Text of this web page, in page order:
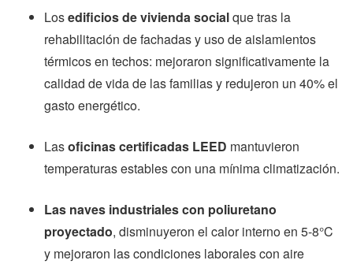
Losedificios de vivienda socialque tras la
rehabilitación de fachadas y uso de aislamientos
térmicos en techos: mejoraron significativamente la
calidad de vida de las familias y redujeron un 40% el
gasto energético.
Lasoficinas certificadas LEED mantuvieron
temperaturas estables con una mínima climatización.
Las naves industriales con poliuretano
proyectado, disminuyeron el calor interno en 5-8°C
y mejoraron las condiciones laborales con aire